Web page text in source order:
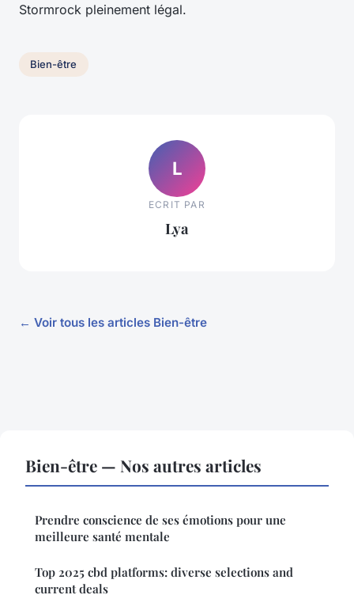
Stormrock pleinement légal.
Bien-être
L
ECRIT PAR
Lya
← Voir tous les articles Bien-être
Bien-être — Nos autres articles
Prendre conscience de ses émotions pour une
meilleure santé mentale
Top 2025 cbd platforms: diverse selections and
current deals